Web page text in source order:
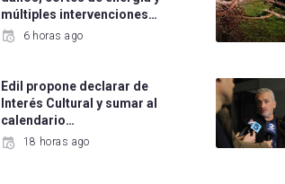
múltiples intervenciones…
6 horas ago
Edil propone declarar de
Interés Cultural y sumar al
calendario…
18 horas ago